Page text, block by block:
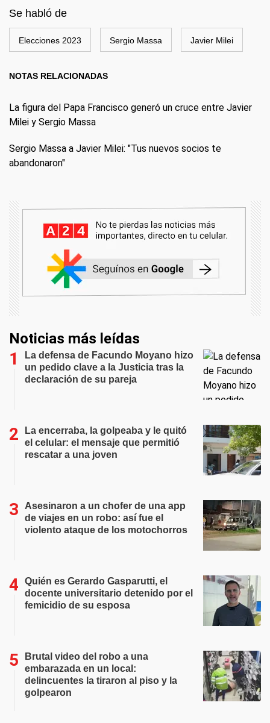
Se habló de
Elecciones 2023 Sergio Massa Javier Milei
NOTAS RELACIONADAS
La figura del Papa Francisco generó un cruce entre Javier
Milei y Sergio Massa
Sergio Massa a Javier Milei: "Tus nuevos socios te
abandonaron"
Noticias más leídas
La defensa de Facundo Moyano hizo
un pedido clave a la Justicia tras la
declaración de su pareja
La encerraba, la golpeaba y le quitó
el celular: el mensaje que permitió
rescatar a una joven
Asesinaron a un chofer de una app
de viajes en un robo: así fue el
violento ataque de los motochorros
Quién es Gerardo Gasparutti, el
docente universitario detenido por el
femicidio de su esposa
Brutal video del robo a una
embarazada en un local:
delincuentes la tiraron al piso y la
golpearon